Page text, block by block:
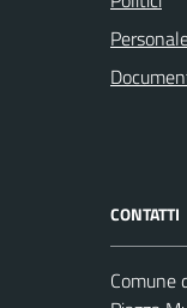
CONTATTI
Comune